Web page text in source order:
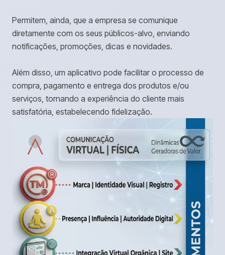
Permitem, ainda, que a empresa se comunique
diretamente com os seus públicos-alvo, enviando
notificações, promoções, dicas e novidades.
Além disso, um aplicativo pode facilitar o processo de
compra, pagamento e entrega dos produtos e/ou
serviços, tornando a experiência do cliente mais
satisfatória, estabelecendo fidelização.